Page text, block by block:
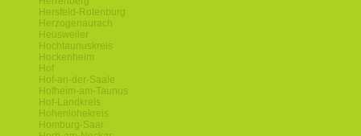
Hersfeld-Rotenburg
Herzogenaurach
Heusweiler
Hochtaunuskreis
Hockenheim
Hof
Hof-an-der-Saale
Hofheim-am-Taunus
Hof-Landkreis
Hohenlohekreis
Homburg-Saar